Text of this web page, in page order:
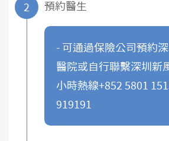
2 預約醫生
- 可通過保險公司預約
醫院或自行聯繫深圳新
小時熱線+852 5801
919191